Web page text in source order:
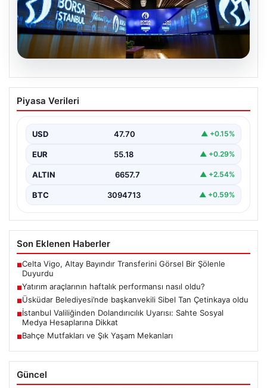
Yatırım araçlarının haftalık performansı
nasıl oldu?
Piyasa Verileri
USD 47.70 ▲ +0.15%
EUR 55.18 ▲ +0.29%
ALTIN 6657.7 ▲ +2.54%
BTC 3094713 ▲ +0.59%
Son Eklenen Haberler
■Celta Vigo, Altay Bayındır Transferini Görsel Bir Şölenle
Duyurdu
■Yatırım araçlarının haftalık performansı nasıl oldu?
■Üsküdar Belediyesi’nde başkanvekili Sibel Tan Çetinkaya oldu
■İstanbul Valiliğinden Dolandırıcılık Uyarısı: Sahte Sosyal
Medya Hesaplarına Dikkat
■Bahçe Mutfakları ve Şık Yaşam Mekanları
Güncel